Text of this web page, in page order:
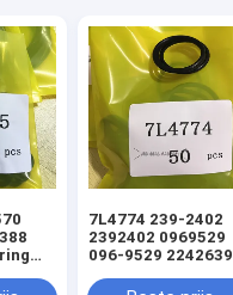
7L4774 239-2402
2392402 0969529
096-9529 2242639
Zwarte Oring